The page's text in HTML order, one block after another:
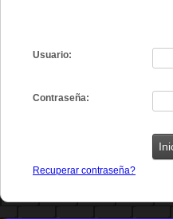
Usuario:
Contraseña:
Recuperar contraseña?